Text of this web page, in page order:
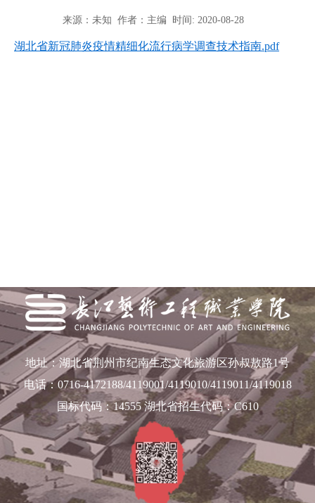
来源：未知 作者：主编 时间: 2020-08-28
湖北省新冠肺炎疫情精细化流行病学调查技术指南.pdf
地址：湖北省荆州市纪南生态文化旅游区孙叔敖路1号
电话：0716-4172188/4119001/4119010/4119011/4119018
国标代码：14555 湖北省招生代码：C610